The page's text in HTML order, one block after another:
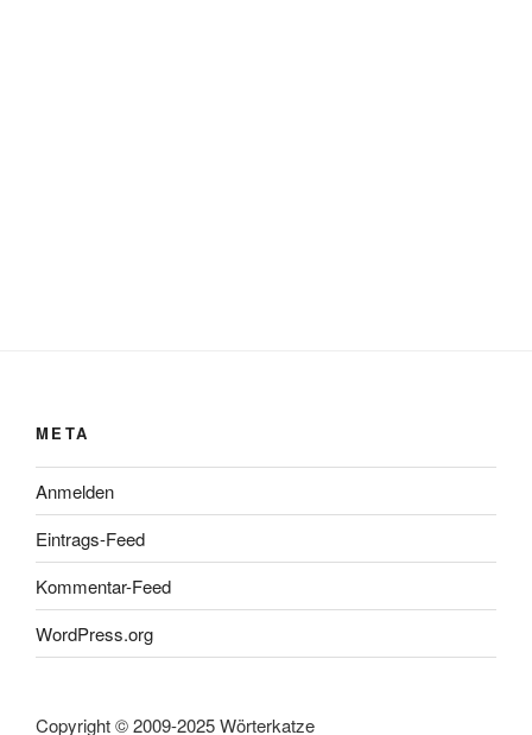
META
Anmelden
Eintrags-Feed
Kommentar-Feed
WordPress.org
Copyright © 2009-2025 Wörterkatze